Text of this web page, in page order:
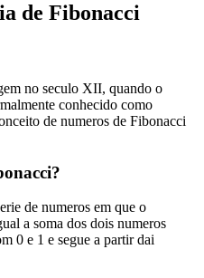
de Fibonacci
no seculo XII, quando o
conhecido como
de numeros de Fibonacci
de numeros em que o
a soma dos dois numeros
0 e 1 e segue a partir dai